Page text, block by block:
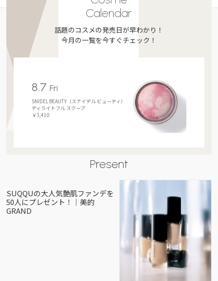
Calendar
話題のコスメの発売日が早わかり！
今月の一覧を今すぐチェック！
8.7 Fri
SNIDEL BEAUTY（スナイデル ビューティ）
ディライトフル スクープ
￥3,410
Present
SUQQUの大人気艶肌ファンデを
50人にプレゼント！｜美的
GRAND